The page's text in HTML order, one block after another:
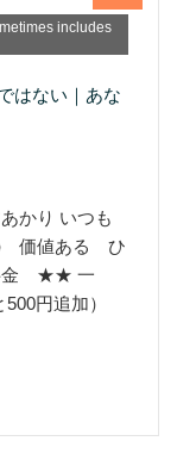
includes
はない｜あな
かり いつも
価値ある ひ
金 ★★ 一
円追加）